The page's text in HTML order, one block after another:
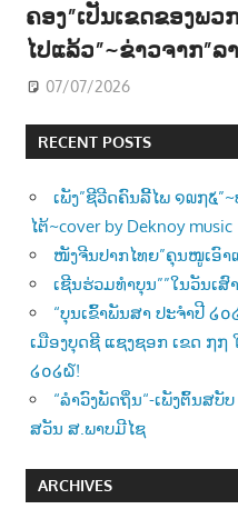
ຄອງ”ເປັນເຂດຂອງພ
ໄປແລ້ວ”~ຂ່າວຈາກ”
07/07/2026
RECENT POSTS
ເພັງ”ຊີວີດຄົນລີ້ໄພ ໑໙໗໕
ໄຕ້~cover by Deknoy music
ໜັງຈີນປາກໄທຍ”ຄຸນໜູເອົາ
ເຊີນຮ່ວມທຳບຸນ””ໃນວັນເ
“ບຸນເຂົ້າພັນສາ ປະຈຳປີ ໒
ເມືອງບຸດຊີ ແຊງຊອກ ເຂດ ໗
໒໐໒໖!
“ລຳວົງພັດຖິ່ນ“-ເພັງຕົ້ນສບັ
ສວັນ ສ.ພາບມີໄຊ
ARCHIVES